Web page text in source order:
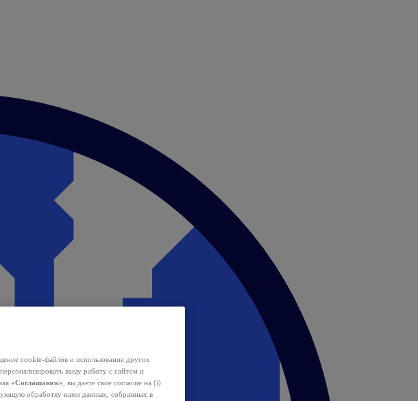
cookie-файлов и использование других
вашу работу с сайтом и
«Соглашаюсь» , вы даете свое согласие на (i)
обработку нами данных, собранных в